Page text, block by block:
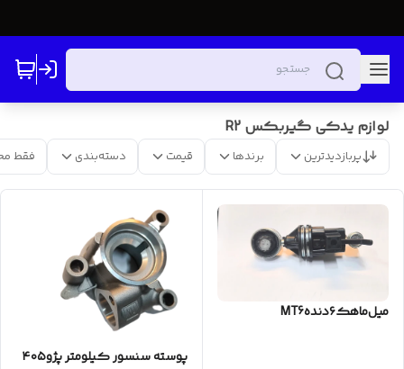
لوازم یدکی گیربکس R2
پربازدیدترین برندها قیمت دسته‌بندی فقط
میل‌ماهک‌۶دندهMT6
پوسته سنسور کیلومتر پژو۴۰۵